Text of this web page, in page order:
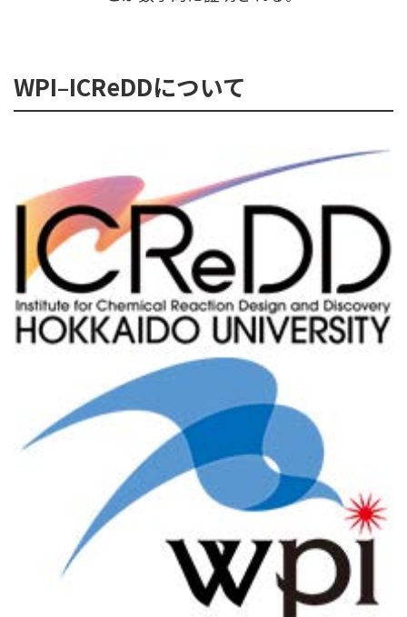
WPI–ICReDDについて